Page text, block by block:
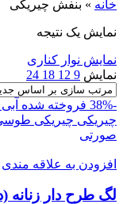
خانه » بنفش چیریکی
نمایش یک نتیجه
نمایش نوار کناری
نمایش 9
12
18
24
-38% فروخته شده
چیریکی چیریکی
صورتی
افزودن به علاقه مندی
لگ طرح دار زنانه